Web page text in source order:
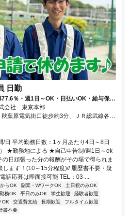
日勤
％・週1日～OK・日払いOK・給与保証
会社 東京本部
葉原電気街口徒歩約3分、ＪＲ総武線各停
ＪＲ総武線各停 秋葉原電気街口徒歩約3
/日 平均勤務日数：1ヶ月あたり4日～8日
★勤務地による ★自己申告制/週1日～ok
日頑張った分の報酬がその場で得られま
ます！(10～15分程度)// 履歴書不要・疑
話応募は即面接可能 TEL：03-...
らOK 副業・WワークOK
土日祝のみOK
務OK 平日のみOK 学生歓迎
経験者歓迎
OK 交通費支給 長期歓迎
フルタイム歓迎
書不要